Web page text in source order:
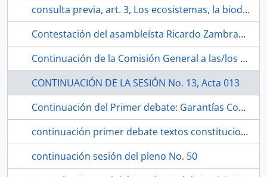
consulta previa, art. 3, Los ecosistemas, la biodiversidad, la tierra y los territorios
Contestación del asambleísta Ricardo Zambrano Arteaga
Continuación de la Comisión General a las/los presidentas/es de todas las Comisiones de la Asamblea Nacional.
CONTINUACIÓN DE LA SESIÓN No. 13, Acta 013
Continuación del Primer debate: Garantías Constitucionales
continuación primer debate textos constitucionales
continuación sesión del pleno No. 50